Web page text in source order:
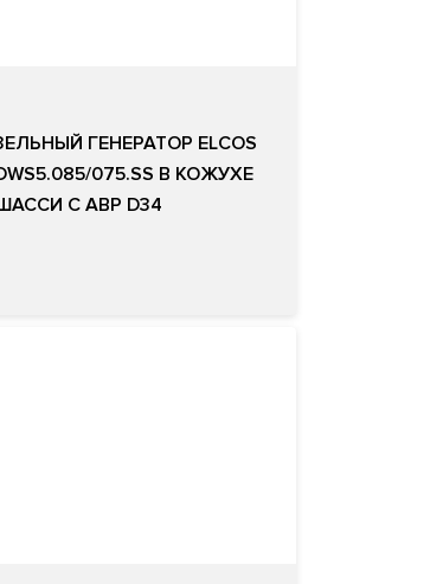
ГЕНЕРАТОР ELCOS
075.SS В КОЖУХЕ
С АВР D34